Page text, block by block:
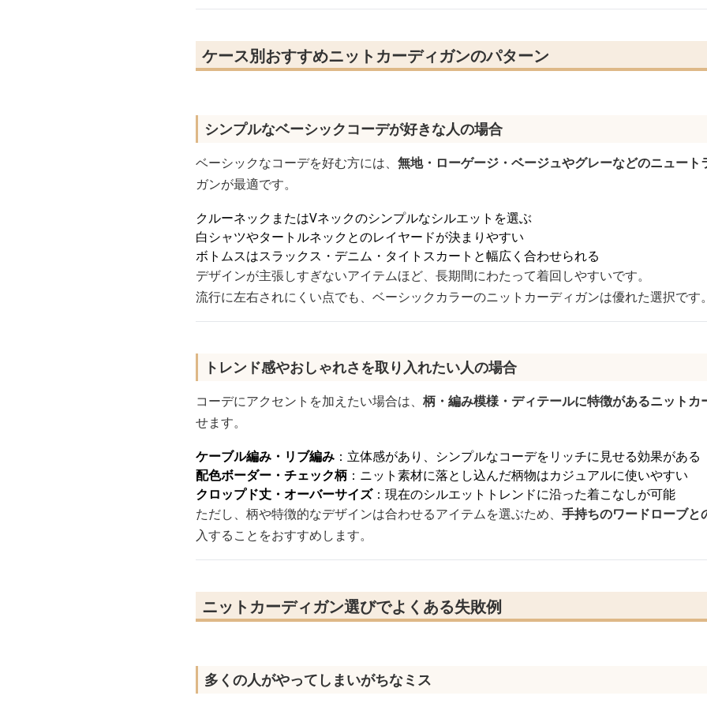
ケース別おすすめニットカーディガンのパターン
シンプルなベーシックコーデが好きな人の場合
ベーシックなコーデを好む方には、 無地・ローゲージ・ベージュやグレーなどのニュート
ガンが最適です。
クルーネックまたはVネックのシンプルなシルエットを選ぶ
白シャツやタートルネックとのレイヤードが決まりやすい
ボトムスはスラックス・デニム・タイトスカートと幅広く合わせられる
デザインが主張しすぎないアイテムほど、長期間にわたって着回しやすいです。
流行に左右されにくい点でも、ベーシックカラーのニットカーディガンは優れた選択です。
トレンド感やおしゃれさを取り入れたい人の場合
コーデにアクセントを加えたい場合は、 柄・編み模様・ディテールに特徴があるニットカ
せます。
ケーブル編み・リブ編み ：立体感があり、シンプルなコーデをリッチに見せる効果がある
配色ボーダー・チェック柄 ：ニット素材に落とし込んだ柄物はカジュアルに使いやすい
クロップド丈・オーバーサイズ：現在のシルエットトレンドに沿った着こなしが可能
ただし、柄や特徴的なデザインは合わせるアイテムを選ぶため、 手持ちのワードローブと
入することをおすすめします。
ニットカーディガン選びでよくある失敗例
多くの人がやってしまいがちなミス